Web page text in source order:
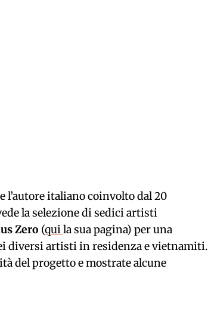
l’autore italiano coinvolto dal 20
la selezione di sedici artisti
Zero (quila sua pagina) per una
diversi artisti in residenza e vietnamiti.
del progetto e mostrate alcune